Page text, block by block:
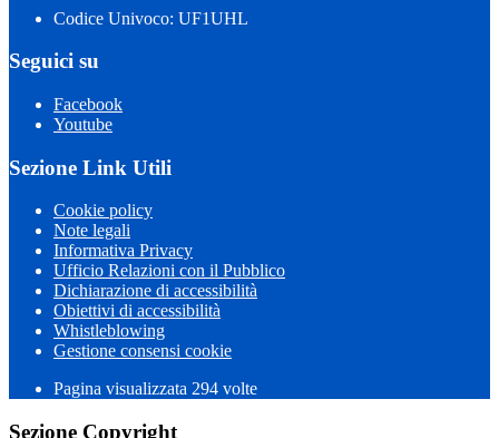
Codice Univoco: UF1UHL
Seguici su
Facebook
Youtube
Sezione Link Utili
Cookie policy
Note legali
Informativa Privacy
Ufficio Relazioni con il Pubblico
Dichiarazione di accessibilità
Obiettivi di accessibilità
Whistleblowing
Gestione consensi cookie
Pagina visualizzata 294 volte
Sezione Copyright